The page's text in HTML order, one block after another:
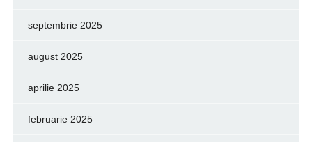
septembrie 2025
august 2025
aprilie 2025
februarie 2025